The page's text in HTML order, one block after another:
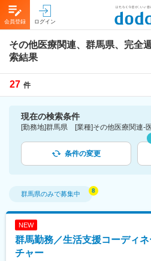
会員登録 ログイン
その他医療関連、群馬県、完全
索結果
27 件
現在の検索条件
条件の変更
群馬県のみで募集中
NEW
群馬勤務／生活支援コーディ
チャー